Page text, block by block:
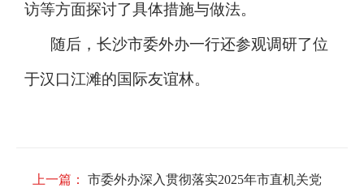
访等方面探讨了具体措施与做法。
随后，长沙市委外办一行还参观调研了位
于汉口江滩的国际友谊林。
上一篇： 市委外办深入贯彻落实2025年市直机关党